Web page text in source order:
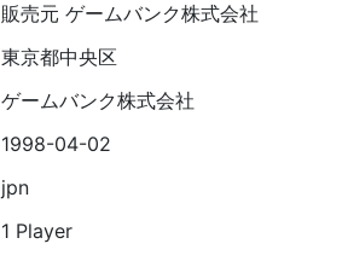
販売元 ゲームバンク株式会社
東京都中央区
ゲームバンク株式会社
1998-04-02
jpn
1 Player